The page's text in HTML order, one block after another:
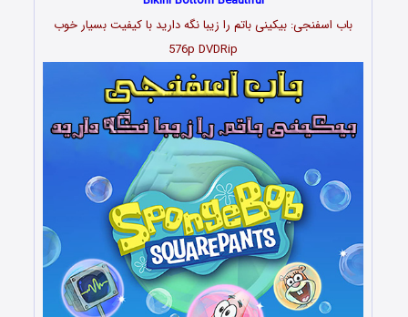
باب اسفنجی: بیکینی باتم را زیبا نگه دارید با کیفیت بسیار خوب
576p DVDRip